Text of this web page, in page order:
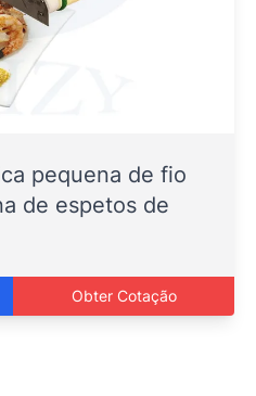
pequena de fio
de espetos de
Obter Cotação